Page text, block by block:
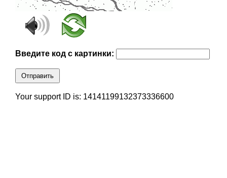
Введите код с картинки:
Отправить
Your support ID is: 14141199132373336600